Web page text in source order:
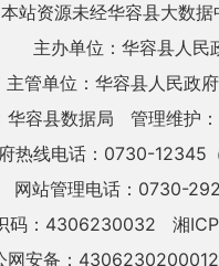
站资源未经华容县大数
主办单位：华容县人民
主管单位：华容县人民政
华容县数据局
管理维护
热线电话：0730-12345
网站管理电话：0730-
码：4306230032
湘
网安备：